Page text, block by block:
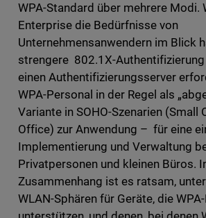
WPA-Standard über mehrere Modi.
Enterprise die Bedürfnisse von
Unternehmensanwendern im Blick
strengere 802.1X-
einen Authentifizierungsserver
WPA-Personal in der Regel als
Variante in SOHO-Szenarien (Small
Office) zur Anwendung – für eine
Implementierung und Verwaltung
Privatpersonen und kleinen Büros.
Zusammenhang ist es ratsam,
WLAN-Sphären für Geräte, die